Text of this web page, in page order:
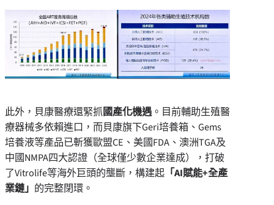
此外，貝康醫療還緊抓國產化機遇。目前輔助生殖醫
療器械多依賴進口，而貝康旗下Geri培養箱、Gems
培養液等產品已斬獲歐盟CE、美國FDA、澳洲TGA及
中國NMPA四大認證（全球僅少數企業達成），打破
了Vitrolife等海外巨頭的壟斷，構建起 「AI賦能+全產
業鏈」 的完整閉環。